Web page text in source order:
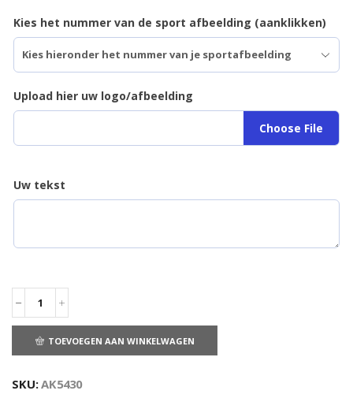
Kies het nummer van de sport afbeelding (aanklikken)
Upload hier uw logo/afbeelding
Choose File
Uw tekst
TOEVOEGEN AAN WINKELWAGEN
SKU:AK5430